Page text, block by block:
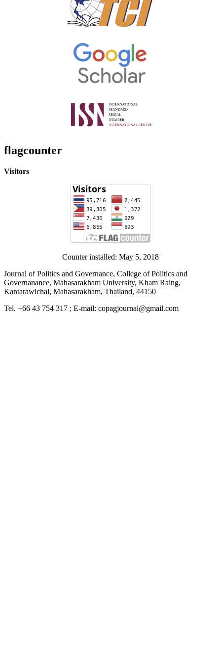
flagcounter
Visitors
Counter installed: May 5, 2018
Journal of Politics and Governance, College of Politics and
Governanance, Mahasarakham University, Kham Raing,
Kantarawichai, Mahasarakham, Thailand, 44150
Tel. +66 43 754 317 ; E-mail: copagjournal@gmail.com